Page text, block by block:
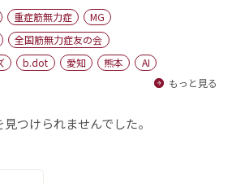
重症筋無力症
MG
全国筋無力症友の会
b.dot 愛知 熊本
AI
もっと見る
つけられませんでした。